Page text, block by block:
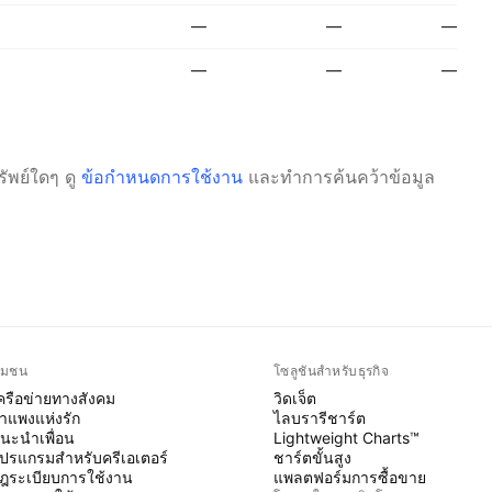
— — —
— — —
ย์ใดๆ ดู ข้อกำหนดการใช้งาน และทำการค้นคว้าข้อมูล
ชน
รือข่ายทางสังคม
แพงแห่งรัก
ะนำเพื่อน
รแกรมสำหรับครีเอเตอร์
ระเบียบการใช้งาน
โซลูชันสำหรับธุรกิจ
วิดเจ็ต
ไลบรารีชาร์ต
Lightweight Charts™
ชาร์ตขั้นสูง
แพลตฟอร์มการซื้อขาย